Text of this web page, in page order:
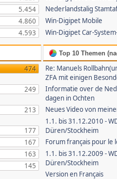
5.454
4.860
4.593
Nederlandstalig
Win-Digipet Mobile
Win-Digipet Car-
474
249
213
177
167
163
145
Top 10 Themen
Re: Manuels
ZFA mit einigen
Informatie over de
dagen in Ochten
Neues Video von
1.1. bis 31.12.2010 -
Düren/Stockheim
Forum français pour le
1.1. bis 31.12.2009 -
Düren/Stockheim
Version en Français